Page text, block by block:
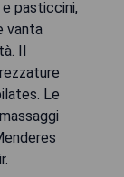
pasticcini,
vanta
Il
Le